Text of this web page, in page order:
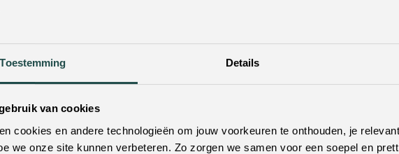
Toestemming Details
van cookies
cookies en andere technologieën om jouw voorkeuren te onthouden, je
we onze site kunnen verbeteren. Zo zorgen we samen voor een soepel en